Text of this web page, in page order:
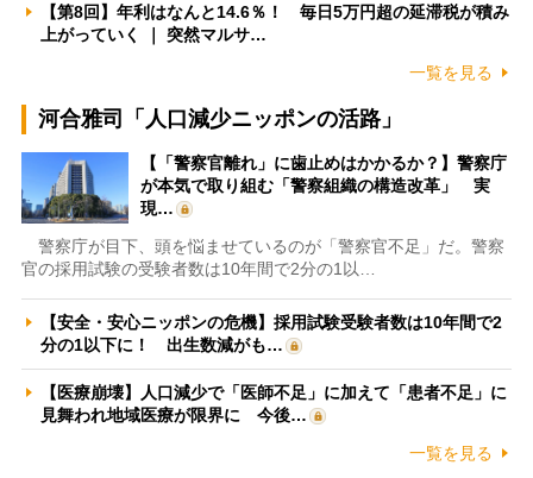
【第8回】年利はなんと14.6％！ 毎日5万円超の延滞税が積み
上がっていく ｜ 突然マルサ…
一覧を見る
河合雅司「人口減少ニッポンの活路」
【「警察官離れ」に歯止めはかかるか？】警察庁
が本気で取り組む「警察組織の構造改革」 実
現…
警察庁が目下、頭を悩ませているのが「警察官不足」だ。警察
官の採用試験の受験者数は10年間で2分の1以…
【安全・安心ニッポンの危機】採用試験受験者数は10年間で2
分の1以下に！ 出生数減がも…
【医療崩壊】人口減少で「医師不足」に加えて「患者不足」に
見舞われ地域医療が限界に 今後…
一覧を見る